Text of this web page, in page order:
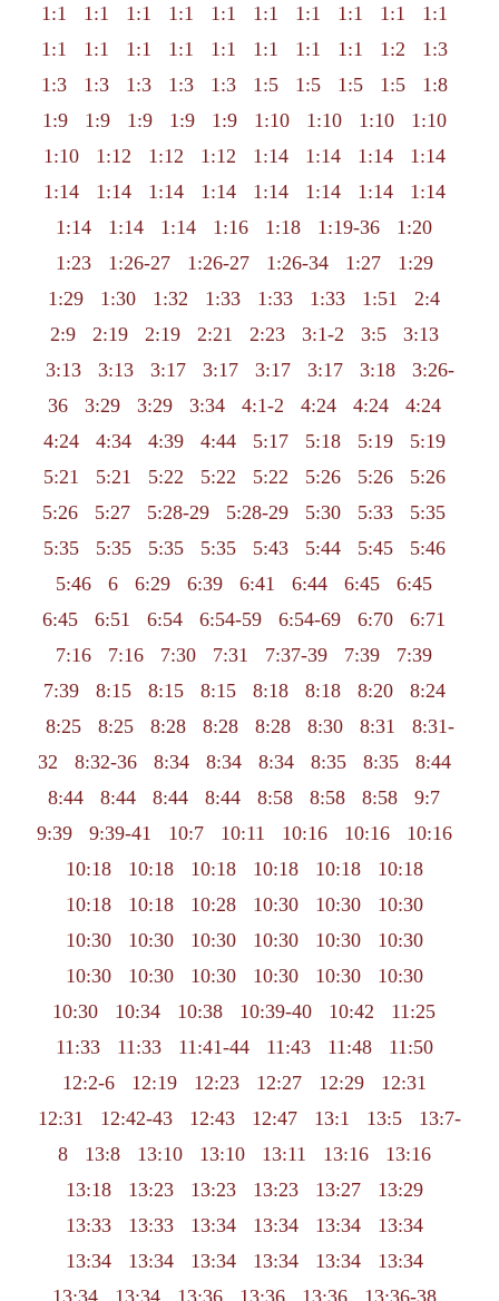
1:1
1:1 1:1 1:1 1:1 1:1 1:1 1:1 1:1
1:1
1:1
1:1 1:1 1:1 1:1 1:1 1:1 1:1 1:2
1:3
1:3
1:3 1:3 1:3 1:3 1:5 1:5 1:5 1:5
1:8
1:9
1:9 1:9 1:9 1:9 1:10 1:10 1:10
1:10
1:10
1:12 1:12 1:12 1:14 1:14 1:14
1:14
1:14
1:14 1:14 1:14 1:14 1:14 1:14
1:14
1:14
1:14 1:14 1:16 1:18 1:19-36
1:20
1:23
1:26-27 1:26-27 1:26-34 1:27
1:29
1:29
1:30 1:32 1:33 1:33 1:33 1:51
2:4
2:9
2:19 2:19 2:21 2:23 3:1-2 3:5
3:13
3:13
3:13 3:17 3:17 3:17 3:17 3:18
3:26-
36
3:29 3:29 3:34 4:1-2 4:24 4:24
4:24
4:24
4:34 4:39 4:44 5:17 5:18 5:19
5:19
5:21
5:21 5:22 5:22 5:22 5:26 5:26
5:26
5:26
5:27 5:28-29 5:28-29 5:30 5:33
5:35
5:35
5:35 5:35 5:35 5:43 5:44 5:45
5:46
5:46
6 6:29 6:39 6:41 6:44 6:45
6:45
6:45
6:51 6:54 6:54-59 6:54-69 6:70
6:71
7:16
7:16 7:30 7:31 7:37-39 7:39
7:39
7:39
8:15 8:15 8:15 8:18 8:18 8:20
8:24
8:25
8:25 8:28 8:28 8:28 8:30 8:31
8:31-
32
8:32-36 8:34 8:34 8:34 8:35 8:35
8:44
8:44
8:44 8:44 8:44 8:58 8:58 8:58
9:7
9:39
9:39-41 10:7 10:11 10:16 10:16
10:16
10:18
10:18 10:18 10:18 10:18
10:18
10:18
10:18 10:28 10:30 10:30
10:30
10:30
10:30 10:30 10:30 10:30
10:30
10:30
10:30 10:30 10:30 10:30
10:30
10:30
10:34 10:38 10:39-40 10:42
11:25
11:33
11:33 11:41-44 11:43 11:48
11:50
12:2-6
12:19 12:23 12:27 12:29
12:31
12:31
12:42-43 12:43 12:47 13:1 13:5
13:7-
8
13:8 13:10 13:10 13:11 13:16
13:16
13:18
13:23 13:23 13:23 13:27
13:29
13:33
13:33 13:34 13:34 13:34
13:34
13:34
13:34 13:34 13:34 13:34
13:34
13:34
13:34 13:36 13:36 13:36 13:36-38